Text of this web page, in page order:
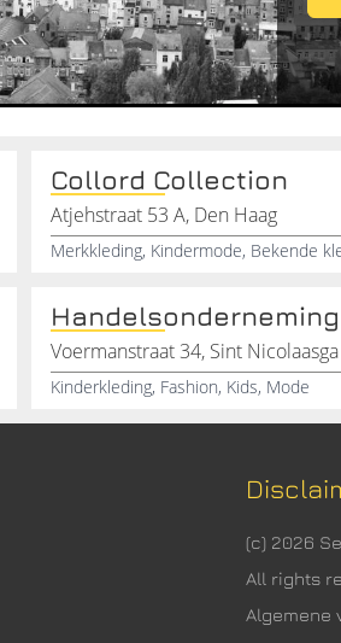
Collord Collection
Atjehstraat 53 A, Den Haag
Merkkleding, Kindermode, Bekende
Voermanstraat 34, Sint Nicolaasga
Kinderkleding, Fashion, Kids, Mode
(c) 2026
All rights
Algemene